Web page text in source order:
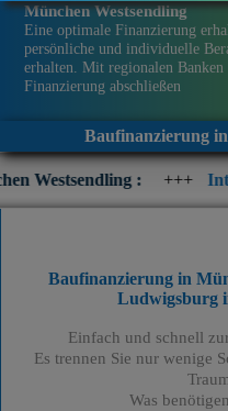
München Westsendling
Eine optimale Finanzierung
persönliche und individuelle
erhalten. Mit regionalen
Finanzierung abschließen
Baufinanzierung
: +++ Interesse an
Baufinanzierung in
Ludwigsburg
Einfach und schnell
Es trennen Sie nur wenige
Was